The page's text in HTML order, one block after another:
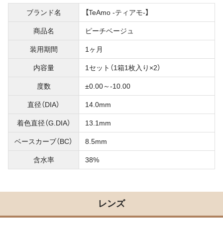
ブランド名 【TeAmo -ティアモ-】
商品名 ピーチベージュ
装用期間 1ヶ月
内容量 1セット（1箱1枚入り×2）
度数 ±0.00～-10.00
直径（DIA） 14.0mm
着色直径（G.DIA） 13.1mm
ベースカーブ（BC） 8.5mm
含水率 38%
レンズ